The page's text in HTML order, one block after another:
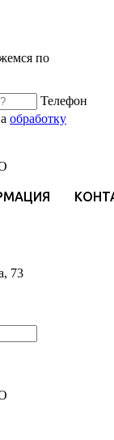
по
Телефон
обработку
73